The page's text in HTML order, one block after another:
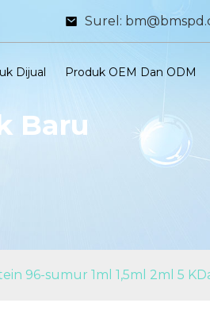
Surel:
Dijual Produk OEM Dan ODM
Baru
96-sumur 1ml 1,5ml 2ml 5